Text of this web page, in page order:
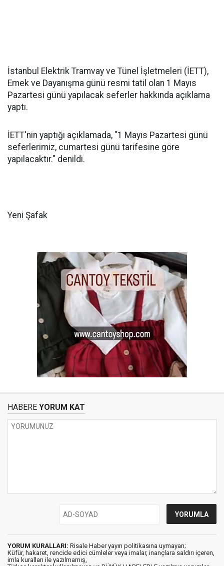
İstanbul Elektrik Tramvay ve Tünel İşletmeleri (İETT),
Emek ve Dayanışma günü resmi tatil olan 1 Mayıs
Pazartesi günü yapılacak seferler hakkında açıklama
yaptı.
İETT'nin yaptığı açıklamada, "1 Mayıs Pazartesi günü
seferlerimiz, cumartesi günü tarifesine göre
yapılacaktır." denildi.
Yeni Şafak
HABERE YORUM KAT
YORUM KURALLARI: Risale Haber yayın politikasına uymayan;
Küfür, hakaret, rencide edici cümleler veya imalar, inançlara saldırı içeren,
imla kuralları ile yazılmamış,